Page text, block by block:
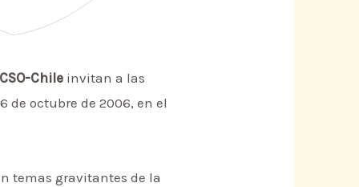
Chile invitan a las
de octubre de 2006, en el
temas gravitantes de la